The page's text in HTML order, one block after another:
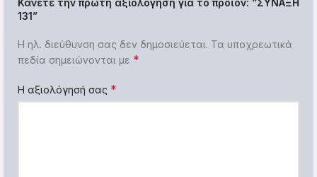
131”
Η ηλ. διεύθυνση σας δεν δημοσιεύεται. Τα υποχρεωτικά
πεδία σημειώνονται με *
Η αξιολόγησή σας *